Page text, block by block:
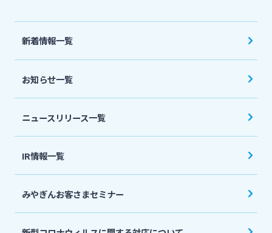
株主・投資家の皆さま
ニュースリリース一覧
採用情報
新着情報一覧
お知らせ一覧
ニュースリリース一覧
IR情報一覧
みやぎんお客さまセミナー